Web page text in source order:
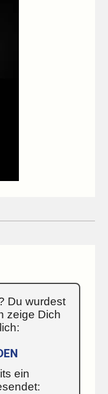
Du wurdest
zeige Dich
ein